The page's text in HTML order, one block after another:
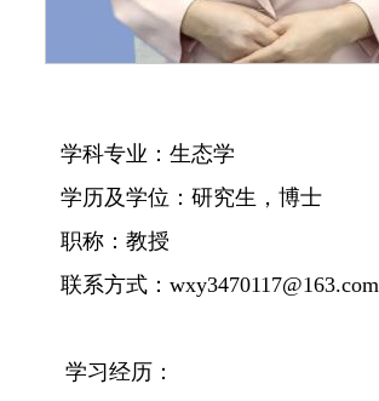
学科专业： 生态学
学历及学位：研究生，博士
职称：教授
联系方式： wxy3470117@163.com
学习经历：